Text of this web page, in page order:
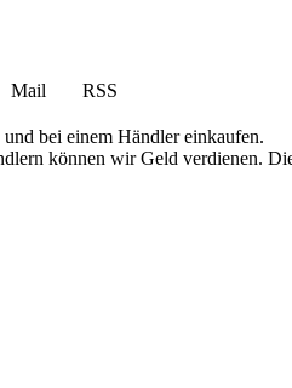
Mail
RSS
bei einem Händler einkaufen.
können wir Geld verdienen.